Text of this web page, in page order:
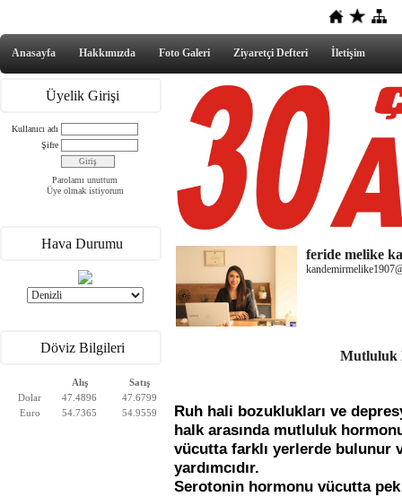
Anasayfa Hakkımızda Foto Galeri Ziyaretçi Defteri İletişim
Üyelik Girişi
Kullanıcı adı
Şifre
Parolamı unuttum
Üye olmak istiyorum
Hava Durumu
Döviz Bilgileri
Alış
Satış
Dolar
47.4896
47.6799
Euro
54.7365 54.9559
feride melike
Mutluluk
Ruh hali bozuklukları ve
halk arasında mutluluk
vücutta farklı yerlerde bulunur
yardımcıdır.
Serotonin hormonu vücutta pek